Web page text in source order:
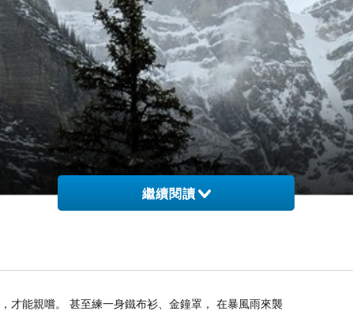
繼續閱讀
才能親嚐。 甚至練一身鐵布衫、金鐘罩， 在暴風雨來襲